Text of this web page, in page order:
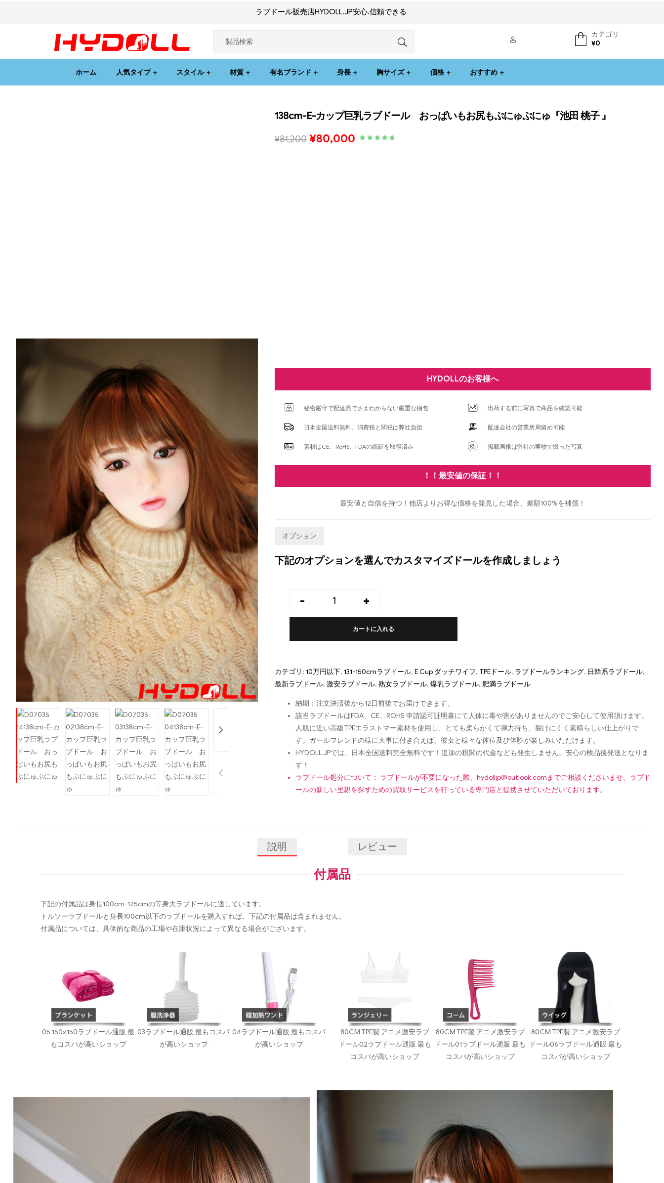
ラブドール販売店HYDOLL.JP安心.信頼できる
カテゴリ
¥0
ホーム 人気タイプ スタイル 材質 有名ブランド 身長 胸サイズ 価格 おすすめ
138cm-E-カップ巨乳ラブドール おっぱいもお尻もぷにゅぷにゅ『池田 桃子 』
¥81,200 ¥80,000
HYDOLLのお客様へ
秘密厳守で配達員でさえわからない厳重な梱包 出荷する前に写真で商品を確認可能
日本全国送料無料、消費税と関税は弊社負担 配達会社の営業所局留め可能
素材はCE、RoHS、FDAの認証を取得済み 掲載画像は弊社の実物で撮った写真
！！最安値の保証！！
最安値と自信を持つ！他店よりお得な価格を発見した場合、差額100%を補償！
オプション
下記のオプションを選んでカスタマイズドールを作成しましょう
- +
カートに入れる
カテゴリ: 10万円以下, 131-150cmラブドール, E Cup ダッチワイフ, TPEドール, ラブドールランキング, 日韓系ラブドール,
最新ラブドール, 激安ラブドール, 熟女ラブドール, 爆乳ラブドール, 肥満ラブドール
納期：注文決済後から12日前後でお届けできます。
該当ラブドールはFDA、CE、ROHS 申請認可証明書にて人体に毒や害がありませんのでご安心して使用頂けます。
人肌に近い高級TPEエラストマー素材を使用し、とても柔らかくて弾力持ち、裂けにくく素晴らしい仕上がりで
す。ガールフレンドの様に大事に付き合えば、彼女と様々な体位及び体験が楽しみいただけます。
HYDOLL.JPでは、日本全国送料完全無料です！追加の税関の代金なども発生しません。安心の検品後発送となりま
す！
ラブドール処分について： ラブドールが不要になった際、 hydolljp@outlook.comまでご相談くださいませ。ラブド
ールの新しい里親を探すための買取サービスを行っている専門店と提携させていただいております。
説明 レビュー
付属品
下記の付属品は身長100cm-175cmの等身大ラブドールに適しています。
トルソーラブドールと身長100cm以下のラブドールを購入すれば、下記の付属品は含まれません。
付属品については、具体的な商品の工場や在庫状況によって異なる場合がございます。
05 150×150ラブドール通販 最
もコスパが高いショップ
03ラブドール通販 最もコスパ
が高いショップ
04ラブドール通販 最もコスパ
が高いショップ
80CM TPE製 アニメ激安ラブ
ドール02ラブドール通販 最も
コスパが高いショップ
80CM TPE製 アニメ激安ラブ
ドール01ラブドール通販 最も
コスパが高いショップ
80CM TPE製 アニメ激安ラブ
ドール06ラブドール通販 最も
コスパが高いショップ